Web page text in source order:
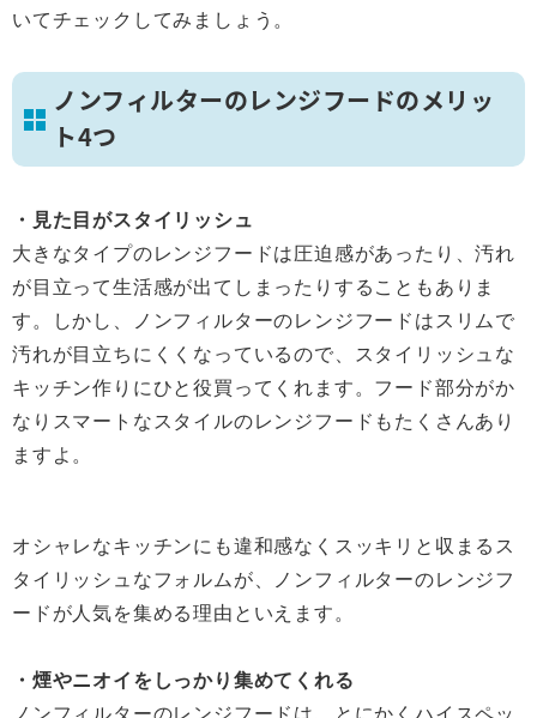
いてチェックしてみましょう。
ノンフィルターのレンジフードのメリッ
ト4つ
・見た目がスタイリッシュ
大きなタイプのレンジフードは圧迫感があったり、汚れ
が目立って生活感が出てしまったりすることもありま
す。しかし、ノンフィルターのレンジフードはスリムで
汚れが目立ちにくくなっているので、スタイリッシュな
キッチン作りにひと役買ってくれます。フード部分がか
なりスマートなスタイルのレンジフードもたくさんあり
ますよ。
オシャレなキッチンにも違和感なくスッキリと収まるス
タイリッシュなフォルムが、ノンフィルターのレンジフ
ードが人気を集める理由といえます。
・煙やニオイをしっかり集めてくれる